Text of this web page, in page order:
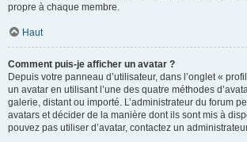
propre à chaque membre.
Haut
Comment puis-je afficher un avatar ?
Depuis votre panneau d’utilisateur, dans l’onglet «
un avatar en utilisant l’une des quatre méthodes
galerie, distant ou importé. L’administrateur du forum
avatars et décider de la manière dont ils sont mis à
pouvez pas utiliser d’avatar, contactez un